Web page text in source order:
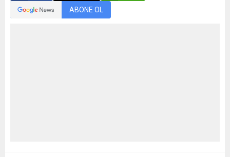
ABONE OL